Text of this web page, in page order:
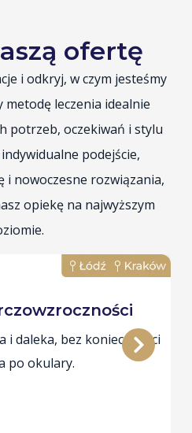
ofertę
i odkryj, w czym jesteśmy
metodę leczenia idealnie
potrzeb, oczekiwań i stylu
podejście,
i nowoczesne rozwiązania,
opiekę na najwyższym
i daleka, bez konieczności
po okulary.